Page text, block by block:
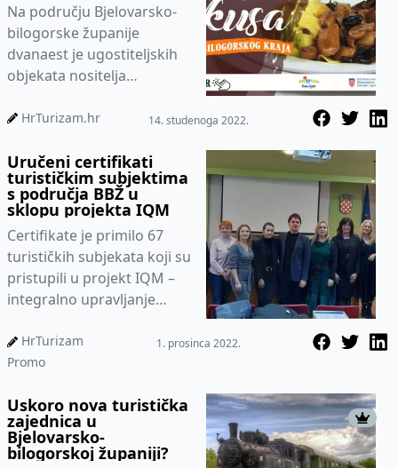
Na području Bjelovarsko-
bilogorske županije
dvanaest je ugostiteljskih
objekata nositelja
Bjelovarsko-bilogorskog
nacionalnim Danima
Okusa hrvatske tradicije
HrTurizam.hr 14. studenoga 2022.
Uručeni certifikati
turističkim subjektima
s područja BBŽ u
sklopu projekta IQM
Certifikate je primilo 67
turističkih subjekata koji su
pristupili u projekt IQM –
integralno upravljanje
održivom razvoju i
umrežavanju lokalnih
HrTurizam
Promo
1. prosinca 2022.
Uskoro nova turistička
zajednica u
Bjelovarsko-
bilogorskoj županiji?